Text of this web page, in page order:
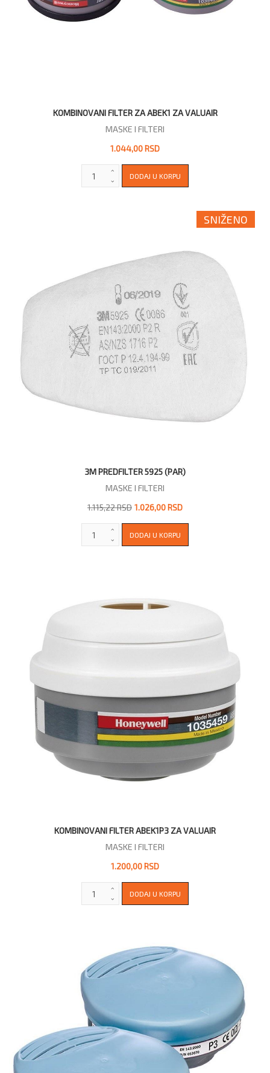
KOMBINOVANI FILTER ZA ABEK1 ZA VALUAIR
MASKE I FILTERI
1.044,00 RSD
SNIŽENO
3M PREDFILTER 5925 (PAR)
MASKE I FILTERI
1.115,22 RSD 1.026,00 RSD
KOMBINOVANI FILTER ABEK1P3 ZA VALUAIR
MASKE I FILTERI
1.200,00 RSD